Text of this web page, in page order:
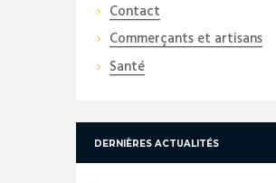
Contact
Commerçants et artisans
Santé
DERNIÈRES ACTUALITÉS